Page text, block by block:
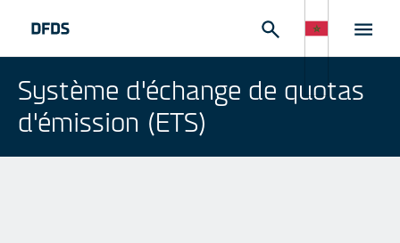
Système d'échange de quotas
d'émission (ETS)